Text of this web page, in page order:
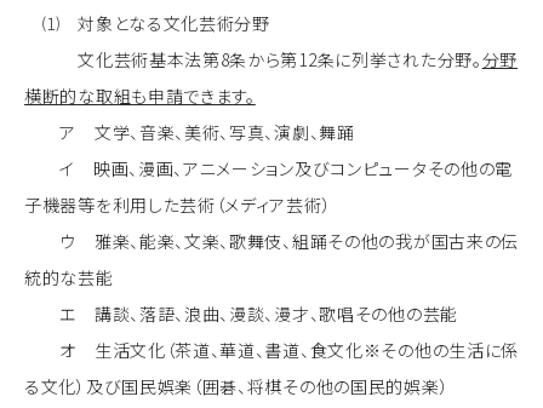
⑴ 対象となる文化芸術分野
文化芸術基本法第8条から第12条に列挙された分野。分野
横断的な取組も申請できます。
ア 文学、音楽、美術、写真、演劇、舞踊
イ 映画、漫画、アニメーション及びコンピュータその他の電
子機器等を利用した芸術（メディア芸術）
ウ 雅楽、能楽、文楽、歌舞伎、組踊その他の我が国古来の伝
統的な芸能
エ 講談、落語、浪曲、漫談、漫才、歌唱その他の芸能
オ 生活文化（茶道、華道、書道、食文化※その他の生活に係
る文化）及び国民娯楽（囲碁、将棋その他の国民的娯楽）